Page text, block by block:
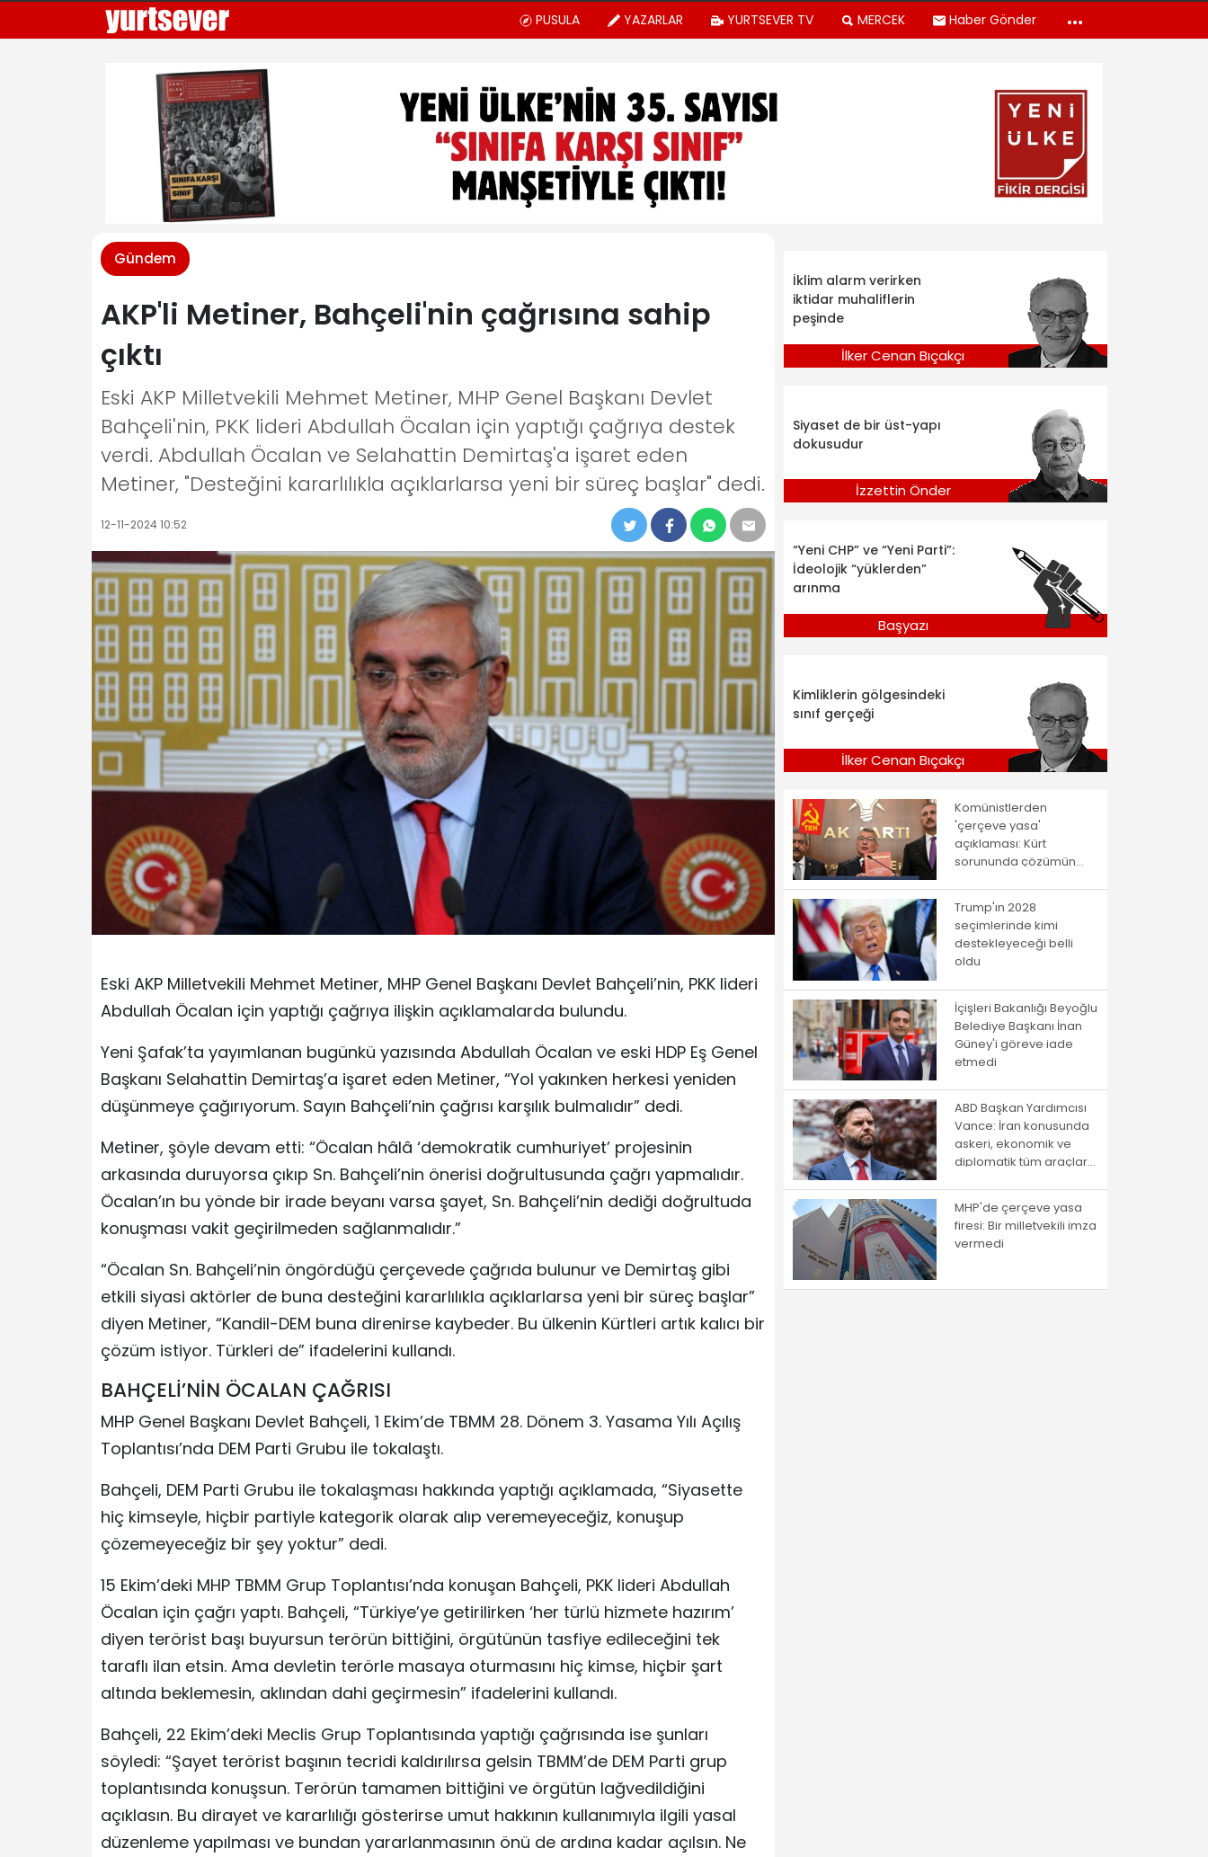
PUSULA YAZARLAR YURTSEVER TV MERCEK Haber Gönder
Gündem
AKP'li Metiner, Bahçeli'nin çağrısına sahip
çıktı
Eski AKP Milletvekili Mehmet Metiner, MHP Genel Başkanı Devlet
Bahçeli'nin, PKK lideri Abdullah Öcalan için yaptığı çağrıya destek
verdi. Abdullah Öcalan ve Selahattin Demirtaş'a işaret eden
Metiner, "Desteğini kararlılıkla açıklarlarsa yeni bir süreç başlar" dedi.
12-11-2024 10:52
Eski AKP Milletvekili Mehmet Metiner, MHP Genel Başkanı Devlet Bahçeli’nin, PKK lideri
Abdullah Öcalan için yaptığı çağrıya ilişkin açıklamalarda bulundu.
Yeni Şafak’ta yayımlanan bugünkü yazısında Abdullah Öcalan ve eski HDP Eş Genel
Başkanı Selahattin Demirtaş’a işaret eden Metiner, “Yol yakınken herkesi yeniden
düşünmeye çağırıyorum. Sayın Bahçeli’nin çağrısı karşılık bulmalıdır” dedi.
Metiner, şöyle devam etti: “Öcalan hâlâ ‘demokratik cumhuriyet’ projesinin
arkasında duruyorsa çıkıp Sn. Bahçeli’nin önerisi doğrultusunda çağrı yapmalıdır.
Öcalan’ın bu yönde bir irade beyanı varsa şayet, Sn. Bahçeli’nin dediği doğrultuda
konuşması vakit geçirilmeden sağlanmalıdır.”
“Öcalan Sn. Bahçeli’nin öngördüğü çerçevede çağrıda bulunur ve Demirtaş gibi
etkili siyasi aktörler de buna desteğini kararlılıkla açıklarlarsa yeni bir süreç başlar”
diyen Metiner, “Kandil-DEM buna direnirse kaybeder. Bu ülkenin Kürtleri artık kalıcı bir
çözüm istiyor. Türkleri de” ifadelerini kullandı.
BAHÇELİ’NİN ÖCALAN ÇAĞRISI
MHP Genel Başkanı Devlet Bahçeli, 1 Ekim’de TBMM 28. Dönem 3. Yasama Yılı Açılış
Toplantısı’nda DEM Parti Grubu ile tokalaştı.
Bahçeli, DEM Parti Grubu ile tokalaşması hakkında yaptığı açıklamada, “Siyasette
hiç kimseyle, hiçbir partiyle kategorik olarak alıp veremeyeceğiz, konuşup
çözemeyeceğiz bir şey yoktur” dedi.
15 Ekim’deki MHP TBMM Grup Toplantısı’nda konuşan Bahçeli, PKK lideri Abdullah
Öcalan için çağrı yaptı. Bahçeli, “Türkiye’ye getirilirken ‘her türlü hizmete hazırım’
diyen terörist başı buyursun terörün bittiğini, örgütünün tasfiye edileceğini tek
taraflı ilan etsin. Ama devletin terörle masaya oturmasını hiç kimse, hiçbir şart
altında beklemesin, aklından dahi geçirmesin” ifadelerini kullandı.
Bahçeli, 22 Ekim’deki Meclis Grup Toplantısında yaptığı çağrısında ise şunları
söyledi: “Şayet terörist başının tecridi kaldırılırsa gelsin TBMM’de DEM Parti grup
toplantısında konuşsun. Terörün tamamen bittiğini ve örgütün lağvedildiğini
açıklasın. Bu dirayet ve kararlılığı gösterirse umut hakkının kullanımıyla ilgili yasal
düzenleme yapılması ve bundan yararlanmasının önü de ardına kadar açılsın. Ne
İklim alarm verirken
iktidar muhaliflerin
peşinde
İlker Cenan Bıçakçı
Siyaset de bir üst-yapı
dokusudur
İzzettin Önder
“Yeni CHP” ve “Yeni Parti”:
İdeolojik “yüklerden”
arınma
Başyazı
Kimliklerin gölgesindeki
sınıf gerçeği
İlker Cenan Bıçakçı
Komünistlerden
'çerçeve yasa'
açıklaması: Kürt
sorununda çözümün
geçmiyor!
Trump'ın 2028
seçimlerinde kimi
destekleyeceği belli
oldu
İçişleri Bakanlığı Beyoğlu
Belediye Başkanı İnan
Güney'i göreve iade
etmedi
ABD Başkan Yardımcısı
Vance: İran konusunda
askeri, ekonomik ve
diplomatik tüm araçlar
MHP'de çerçeve yasa
firesi: Bir milletvekili imza
vermedi